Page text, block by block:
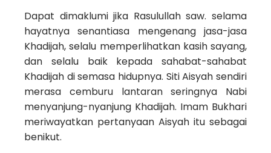
Dapat dimaklumi jika Rasulullah saw. selama
hayatnya senantiasa mengenang jasa-jasa
Khadijah, selalu memperlihatkan kasih sayang,
dan selalu baik kepada sahabat-sahabat
Khadijah di semasa hidupnya. Siti Aisyah sendiri
merasa cemburu lantaran seringnya Nabi
menyanjung-nyanjung Khadijah. Imam Bukhari
meriwayatkan pertanyaan Aisyah itu sebagai
benikut.